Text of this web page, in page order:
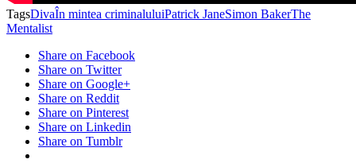
TagsDivaÎn mintea criminaluluiPatrick JaneSimon BakerThe
Mentalist
Share on Facebook
Share on Twitter
Share on Google+
Share on Reddit
Share on Pinterest
Share on Linkedin
Share on Tumblr